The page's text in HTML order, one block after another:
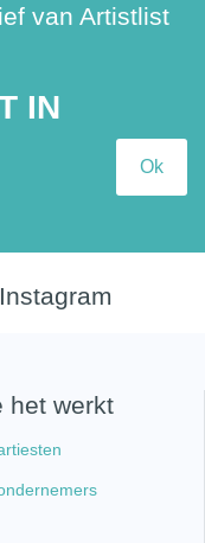
van Artistlist
IN
het werkt